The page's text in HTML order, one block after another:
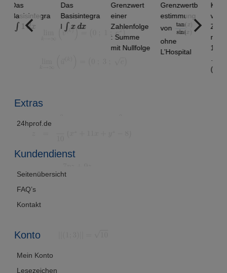
Basisintegra
∫x x
Grenzwert
einer
Zahlenfolge
: Summe
mit Nullfolge
Grenzwertb
estimmung
von
L’Hospital
von
n: 1.9 ,
1.99,
Extras
24hprof.de
Kundendienst
Seitenübersicht
FAQ’s
Kontakt
Konto
Mein Konto
Lesezeichen